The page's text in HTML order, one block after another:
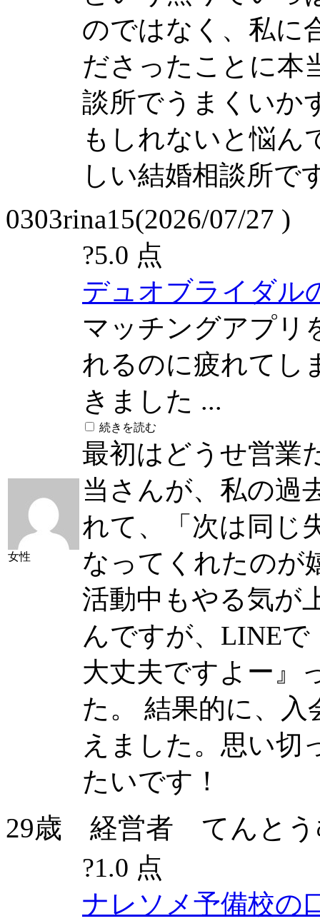
のではなく、私に
ださったことに本
談所でうまくいか
もしれないと悩ん
しい結婚相談所で
0303rina15(2026/07/27 )
女性
?5.0 点
デュオブライダル
マッチングアプリ
れるのに疲れてし
きました ...
続きを読む
最初はどうせ営業
当さんが、私の過
れて、「次は同じ
なってくれたのが
活動中もやる気が
んですが、LINE
大丈夫ですよー』
た。 結果的に、
えました。思い切
たいです！
29歳 経営者 てんとう
?1.0 点
ナレソメ予備校の